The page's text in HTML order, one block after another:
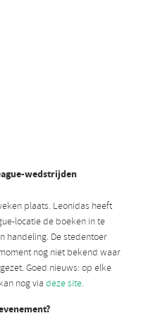
wedstrijden
plaats. Leonidas heeft
locatie de boeken in te
handeling. De stedentoer
nog niet bekend waar
Goed nieuws: op elke
nog via deze site.